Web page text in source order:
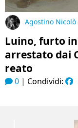
Agostino Nicolò
Luino, furto in
arrestato dai
reato
0 | Condividi: